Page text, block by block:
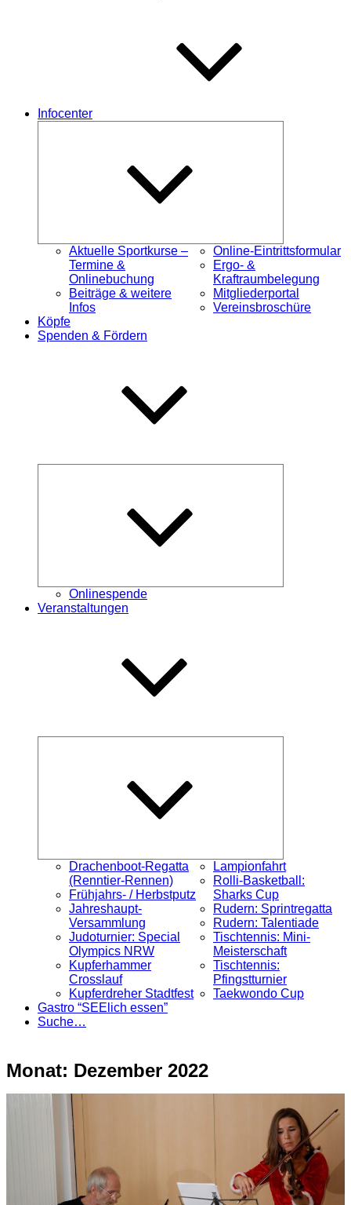
Infocenter
Aktuelle Sportkurse –
Termine &
Onlinebuchung
Beiträge & weitere
Infos
Online-Eintrittsformular
Ergo- &
Kraftraumbelegung
Mitgliederportal
Vereinsbroschüre
Köpfe
Spenden & Fördern
Onlinespende
Veranstaltungen
Drachenboot-Regatta
(Renntier-Rennen)
Frühjahrs- / Herbstputz
Jahreshaupt-
Versammlung
Judoturnier: Special
Olympics NRW
Kupferhammer
Crosslauf
Kupferdreher Stadtfest
Lampionfahrt
Rolli-Basketball:
Sharks Cup
Rudern: Sprintregatta
Rudern: Talentiade
Tischtennis: Mini-
Meisterschaft
Tischtennis:
Pfingstturnier
Taekwondo Cup
Gastro “SEElich essen”
Suche…
Monat: Dezember 2022